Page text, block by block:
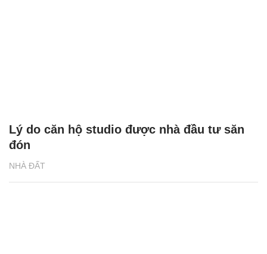
NHÀ ĐẤT
Lý do căn hộ studio được nhà đầu tư săn
đón